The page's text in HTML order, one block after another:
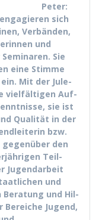
Peter:
sich
Ver­bän­den,
und
Sie
eine Stimme
Mit der Jule­
vielfälti­gen Auf­
sie ist
Qual­ität in der
bzw.
den
Teil­
Jugen­dar­beit
und
Beratung und Hil­
Jugend,